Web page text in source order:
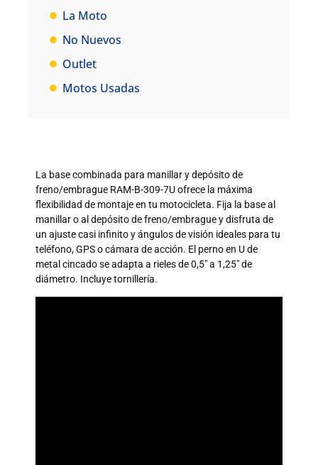
La Moto
No Nuevos
Outlet
Motos Usadas
La base combinada para manillar y depósito de
freno/embrague RAM-B-309-7U ofrece la máxima
flexibilidad de montaje en tu motocicleta. Fija la base al
manillar o al depósito de freno/embrague y disfruta de
un ajuste casi infinito y ángulos de visión ideales para tu
teléfono, GPS o cámara de acción. El perno en U de
metal cincado se adapta a rieles de 0,5″ a 1,25″ de
diámetro. Incluye tornillería.